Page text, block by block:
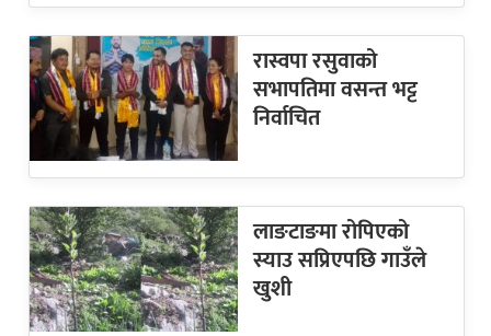
रास्वपा रसुवाको
सभापतिमा वसन्त भट्ट
निर्वाचित
लाङटाङमा रोपिएको
स्याउ सप्रिएपछि गाउँले
खुशी